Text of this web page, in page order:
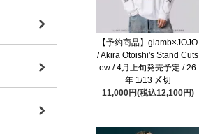
【予約商品】glamb×JOJO
/ Akira Otoishi's Stand Cuts
ew / 4月上旬発売予定 / 26
年 1/13 〆切
11,000円(税込12,100円)